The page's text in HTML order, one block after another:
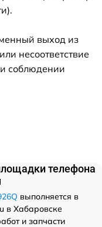
выход из
несоответствие
соблюдении
телефона
выполняется в
в Хабаровске
и запчасти